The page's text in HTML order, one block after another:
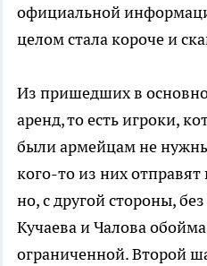
официальной
целом стала короче и
Из пришедших в
аренд, то есть игроки,
были армейцам не
кого-то из них отправят
но, с другой стороны,
Кучаева и Чалова
ограниченной. Второй